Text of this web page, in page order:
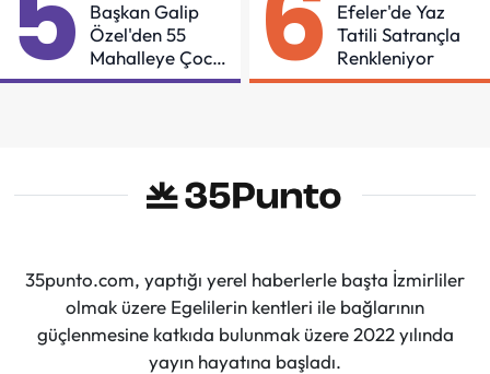
Başkan Galip
Özel'den 55
Mahalleye Çocuk
Şenliği
Efeler'de Yaz
Tatili Satrançla
Renkleniyor
35punto.com, yaptığı yerel haberlerle başta İzmirliler
olmak üzere Egelilerin kentleri ile bağlarının
güçlenmesine katkıda bulunmak üzere 2022 yılında
yayın hayatına başladı.